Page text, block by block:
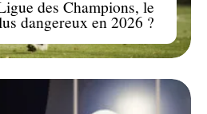
des Champions, le
dangereux en 2026 ?